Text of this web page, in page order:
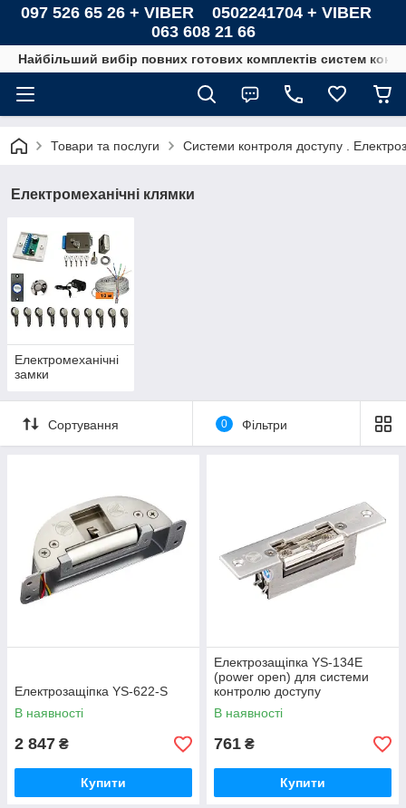
097 526 65 26 + VIBER 0502241704 + VIBER
063 608 21 66
Найбільший вибір повних готових комплектів систем
Товари та послуги Системи контроля доступу .
Електромеханічні клямки
Електромеханічні
замки
Сортування 0 Фільтри
Електрозащіпка YS-622-S
В наявності
2 847 ₴
Купити
Електрозащіпка YS-134E
(power open) для системи
контролю доступу
В наявності
761 ₴
Купити